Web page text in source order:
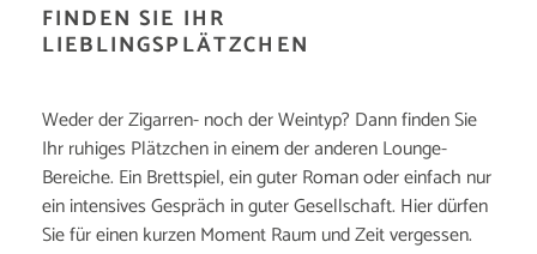
FINDEN SIE IHR
LIEBLINGSPLÄTZCHEN
Weder der Zigarren- noch der Weintyp? Dann finden Sie
Ihr ruhiges Plätzchen in einem der anderen Lounge-
Bereiche. Ein Brettspiel, ein guter Roman oder einfach nur
ein intensives Gespräch in guter Gesellschaft. Hier dürfen
Sie für einen kurzen Moment Raum und Zeit vergessen.